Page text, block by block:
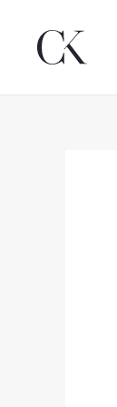
content